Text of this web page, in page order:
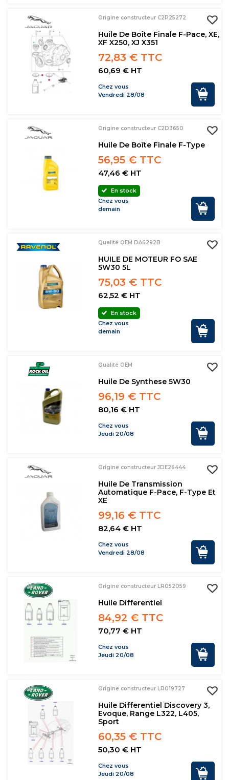
Origine constructeur C2P25272
Huile De Boîte Finale F-Pace, XE,
XF X250, XJ X351
72,83 € TTC
60,69 € HT
Chez vous
Vendredi 28/08
Origine constructeur C2D3650
Huile De Boîte Finale F-Type
56,95 € TTC
47,46 € HT
En stock
Chez vous
demain
Qualité OEM DA6292B
HUILE DE MOTEUR FO SAE
5W30 5L
75,03 € TTC
62,52 € HT
En stock
Chez vous
demain
Qualité OEM
Huile De Synthese 5W30
96,19 € TTC
80,16 € HT
Chez vous
Jeudi 20/08
Origine constructeur JDE26444
Huile De Transmission
Automatique F-Pace, F-Type Et
XE
99,16 € TTC
82,64 € HT
Chez vous
Vendredi 28/08
Origine constructeur LR052059
Huile Differentiel
84,92 € TTC
70,77 € HT
Chez vous
Jeudi 20/08
Origine constructeur LR019727
Huile Differentiel Discovery 3,
Evoque, Range L322, L405,
Sport
60,35 € TTC
50,30 € HT
Chez vous
Jeudi 20/08